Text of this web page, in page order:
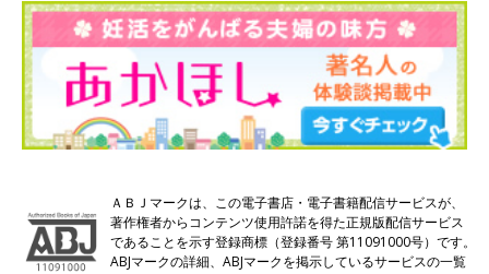
ＡＢＪマークは、この電子書店・電子書籍配信サービスが、
著作権者からコンテンツ使用許諾を得た正規版配信サービス
であることを示す登録商標（登録番号 第11091000号）です。
ABJマークの詳細、ABJマークを掲示しているサービスの一覧